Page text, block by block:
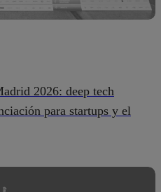
2026: deep tech
para startups y el